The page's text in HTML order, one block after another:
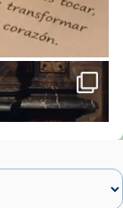
ha
de Les